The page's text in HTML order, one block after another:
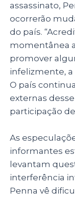
assassinato,
ocorrerão
do país.
momentânea
promover
infelizmente,
O país
externas
participação
As
informantes
levantam
interferência
Penna vê